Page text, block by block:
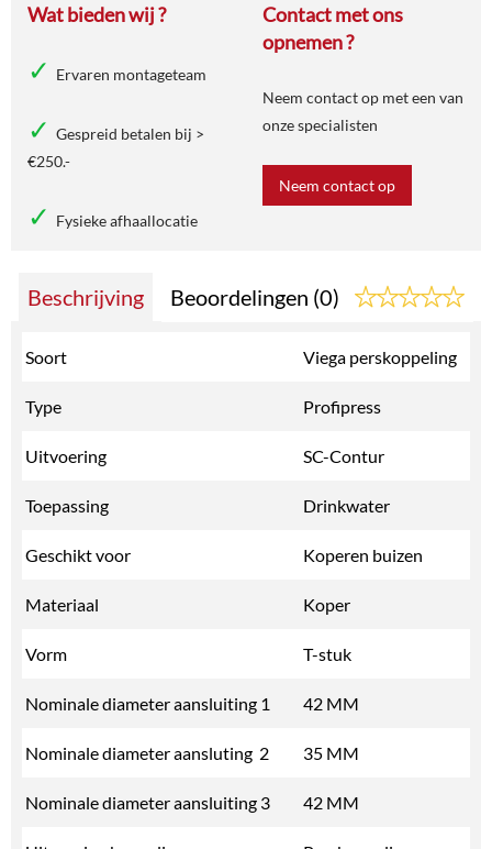
Wat bieden wij ?
Ervaren montageteam
Gespreid betalen bij >
€250.-
Fysieke afhaallocatie
Contact met ons
opnemen ?
Neem contact op met een van
onze specialisten
Neem contact op
Beschrijving Beoordelingen (0)
Soort Viega perskoppeling
Type Profipress
Uitvoering SC-Contur
Toepassing Drinkwater
Geschikt voor Koperen buizen
Materiaal Koper
Vorm T-stuk
Nominale diameter aansluiting 1 42 MM
Nominale diameter aansluting 2 35 MM
Nominale diameter aansluiting 3 42 MM